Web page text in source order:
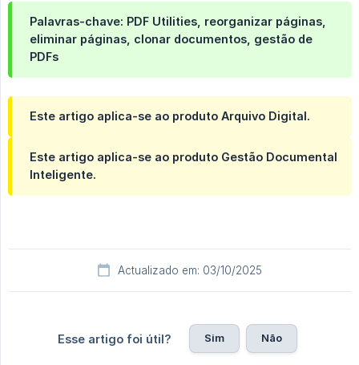
Palavras-chave: PDF Utilities, reorganizar páginas,
eliminar páginas, clonar documentos, gestão de
PDFs
Este artigo aplica-se ao produto Arquivo Digital.
Este artigo aplica-se ao produto Gestão Documental
Inteligente.
Actualizado em: 03/10/2025
Esse artigo foi útil? Sim Não